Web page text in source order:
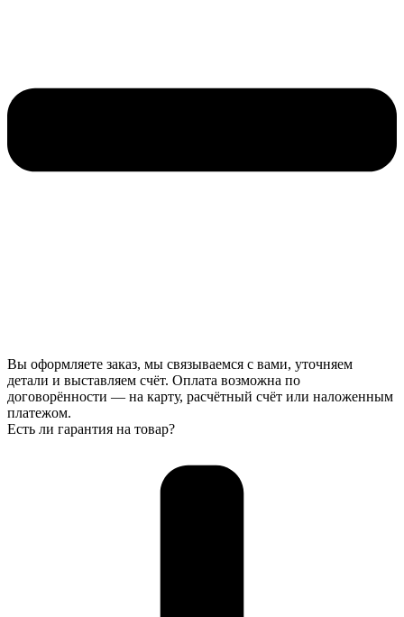
Вы оформляете заказ, мы связываемся с вами, уточняем
детали и выставляем счёт. Оплата возможна по
договорённости — на карту, расчётный счёт или наложенным
платежом.
Есть ли гарантия на товар?